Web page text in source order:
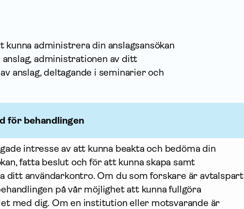
administrera din anslagsansökan
administrationen av ditt
anslag, deltagande i seminarier och
för behandlingen
intresse av att kunna beakta och bedöma din
fatta beslut och för att kunna skapa samt
ditt användarkontro. Om du som forskare är avtalspart
på vår möjlighet att kunna fullgöra
med dig. Om en institution eller motsvarande är